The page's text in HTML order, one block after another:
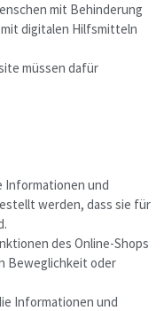
mit Behinderung
digitalen Hilfsmitteln
müssen dafür
Informationen und
werden, dass sie für
des Online-Shops
Beweglichkeit oder
Informationen und